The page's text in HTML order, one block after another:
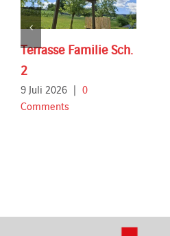
Terrasse Familie Sch.
2
9 Juli 2026 | 0
Comments